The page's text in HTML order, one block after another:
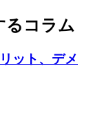
るコラム
ット、デメ